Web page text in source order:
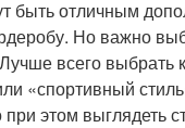
быть отличным
Но важно
всего выбрать
«спортивный
этом выглядеть